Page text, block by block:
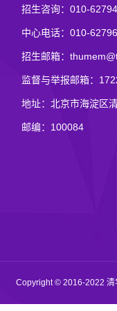
招生咨询：010-
中心电话：010-
招生邮箱：
监督与举报邮箱：
地址：北京市海淀区
邮编：100084
Copyright © 2016-2022 清